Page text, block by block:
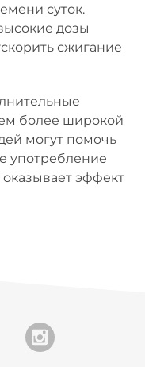
суток.
дозы
сжигание
более широкой
могут помочь
употребление
эффект